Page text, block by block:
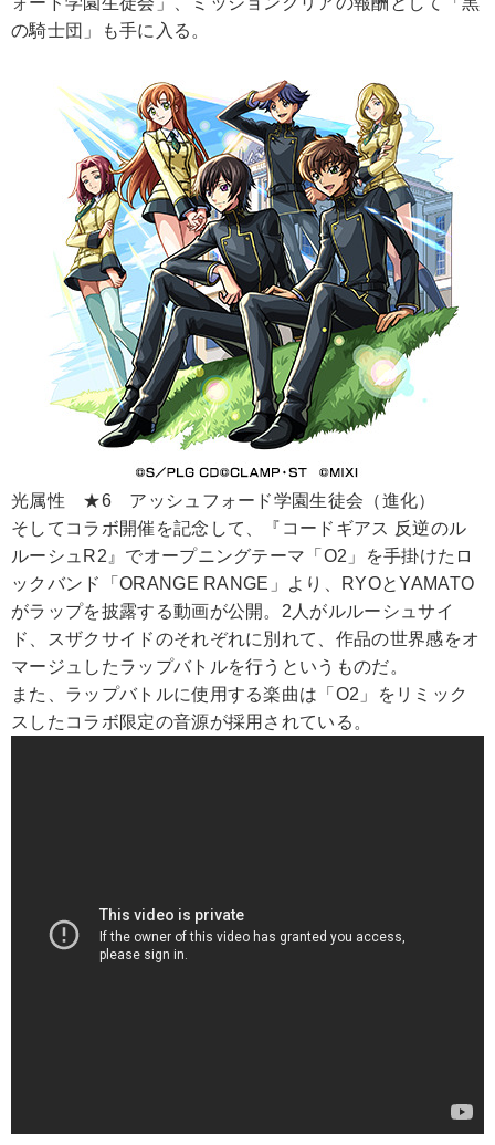
の騎士団」も手に入る。
光属性 ★6 アッシュフォード学園生徒会（進化）
そしてコラボ開催を記念して、『コードギアス 反逆のル
ルーシュR2』でオープニングテーマ「O2」を手掛けたロ
ックバンド「ORANGE RANGE」より、RYOとYAMATO
がラップを披露する動画が公開。2人がルルーシュサイ
ド、スザクサイドのそれぞれに別れて、作品の世界感をオ
マージュしたラップバトルを行うというものだ。
また、ラップバトルに使用する楽曲は「O2」をリミック
スしたコラボ限定の音源が採用されている。